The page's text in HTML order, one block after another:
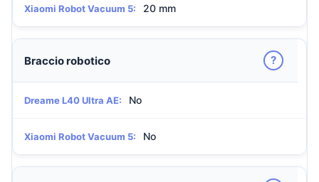
Xiaomi Robot Vacuum 5: 20 mm
Braccio robotico ?
Dreame L40 Ultra AE: No
Xiaomi Robot Vacuum 5: No